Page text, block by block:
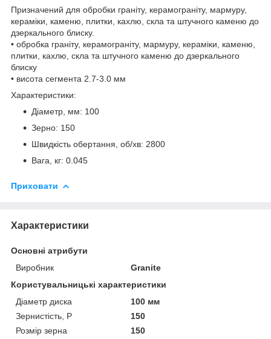
Призначений для обробки граніту, керамограніту, мармуру,
кераміки, каменю, плитки, кахлю, скла та штучного каменю до
дзеркального блиску.
• обробка граніту, керамограніту, мармуру, кераміки, каменю,
плитки, кахлю, скла та штучного каменю до дзеркального
блиску
• висота сегмента 2.7-3.0 мм
Характеристики:
Діаметр, мм: 100
Зерно: 150
Швидкість обертання, об/хв: 2800
Вага, кг: 0.045
Приховати
Характеристики
Основні атрибути
Виробник
Granite
Користувальницькі характеристики
Діаметр диска
100 мм
Зернистість, Р
150
Розмір зерна
150